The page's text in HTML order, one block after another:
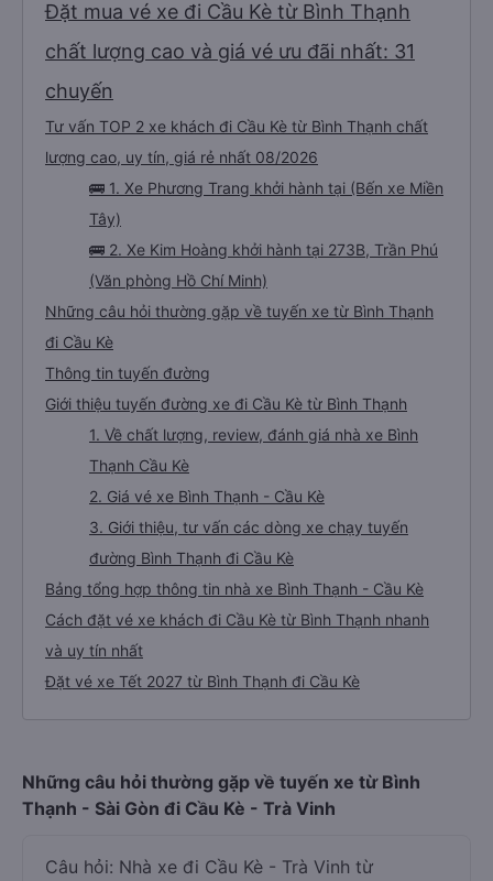
Đặt mua vé xe đi Cầu Kè từ Bình Thạnh
chất lượng cao và giá vé ưu đãi nhất: 31
chuyến
Tư vấn TOP 2 xe khách đi Cầu Kè từ Bình Thạnh chất
lượng cao, uy tín, giá rẻ nhất 08/2026
🚌 1. Xe Phương Trang khởi hành tại (Bến xe Miền
Tây)
🚌 2. Xe Kim Hoàng khởi hành tại 273B, Trần Phú
(Văn phòng Hồ Chí Minh)
Những câu hỏi thường gặp về tuyến xe từ Bình Thạnh
đi Cầu Kè
Thông tin tuyến đường
Giới thiệu tuyến đường xe đi Cầu Kè từ Bình Thạnh
1. Về chất lượng, review, đánh giá nhà xe Bình
Thạnh Cầu Kè
2. Giá vé xe Bình Thạnh - Cầu Kè
3. Giới thiệu, tư vấn các dòng xe chạy tuyến
đường Bình Thạnh đi Cầu Kè
Bảng tổng hợp thông tin nhà xe Bình Thạnh - Cầu Kè
Cách đặt vé xe khách đi Cầu Kè từ Bình Thạnh nhanh
và uy tín nhất
Đặt vé xe Tết 2027 từ Bình Thạnh đi Cầu Kè
Những câu hỏi thường gặp về tuyến xe từ Bình
Thạnh - Sài Gòn đi Cầu Kè - Trà Vinh
Câu hỏi: Nhà xe đi Cầu Kè - Trà Vinh từ